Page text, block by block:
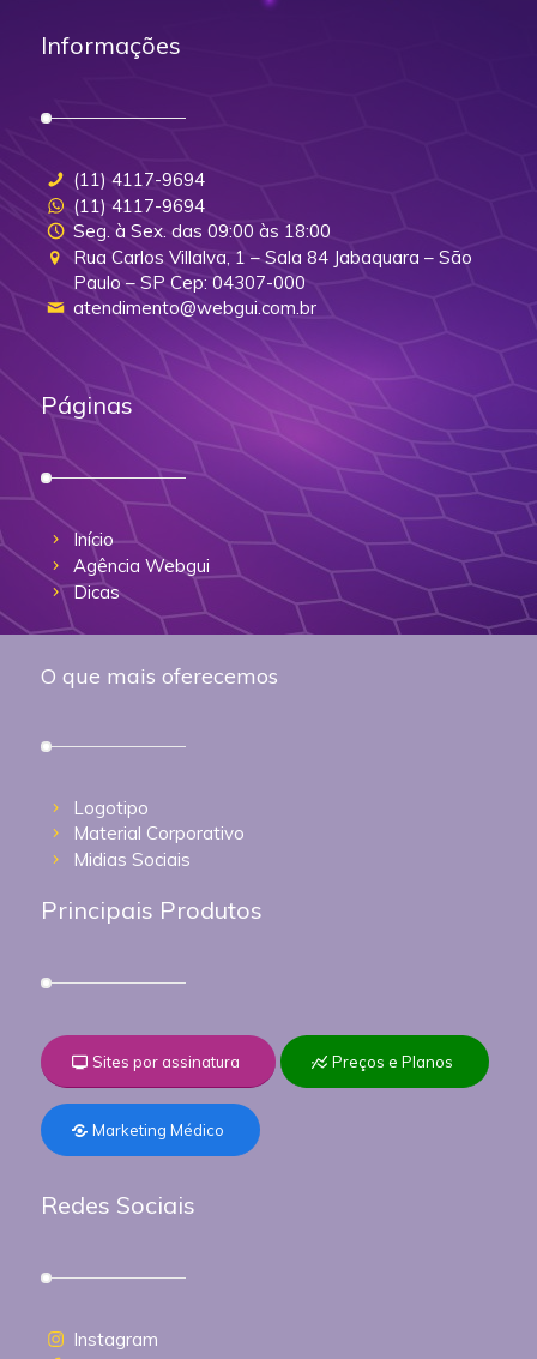
Informações
(11) 4117-9694
(11) 4117-9694
Seg. à Sex. das 09:00 às 18:00
Rua Carlos Villalva, 1 – Sala 84 Jabaquara – São
Paulo – SP Cep: 04307-000
atendimento@webgui.com.br
Páginas
Início
Agência Webgui
Dicas
O que mais oferecemos
Logotipo
Material Corporativo
Midias Sociais
Principais Produtos
Sites por assinatura Preços e Planos
Marketing Médico
Redes Sociais
Instagram